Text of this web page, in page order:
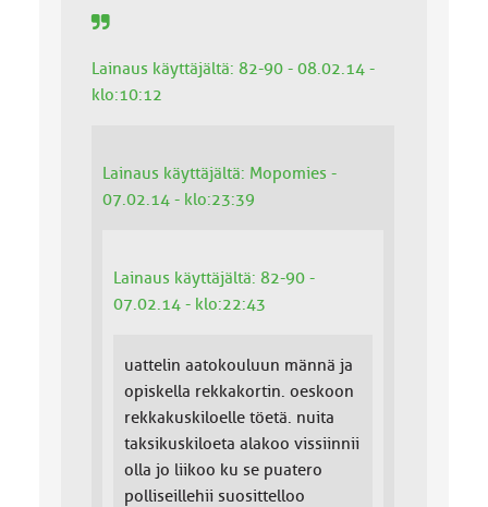
Lainaus käyttäjältä: 82-90 - 08.02.14 -
klo:10:12
Lainaus käyttäjältä: Mopomies -
07.02.14 - klo:23:39
Lainaus käyttäjältä: 82-90 -
07.02.14 - klo:22:43
uattelin aatokouluun männä ja
opiskella rekkakortin. oeskoon
rekkakuskiloelle töetä. nuita
taksikuskiloeta alakoo vissiinnii
olla jo liikoo ku se puatero
polliseillehii suosittelloo